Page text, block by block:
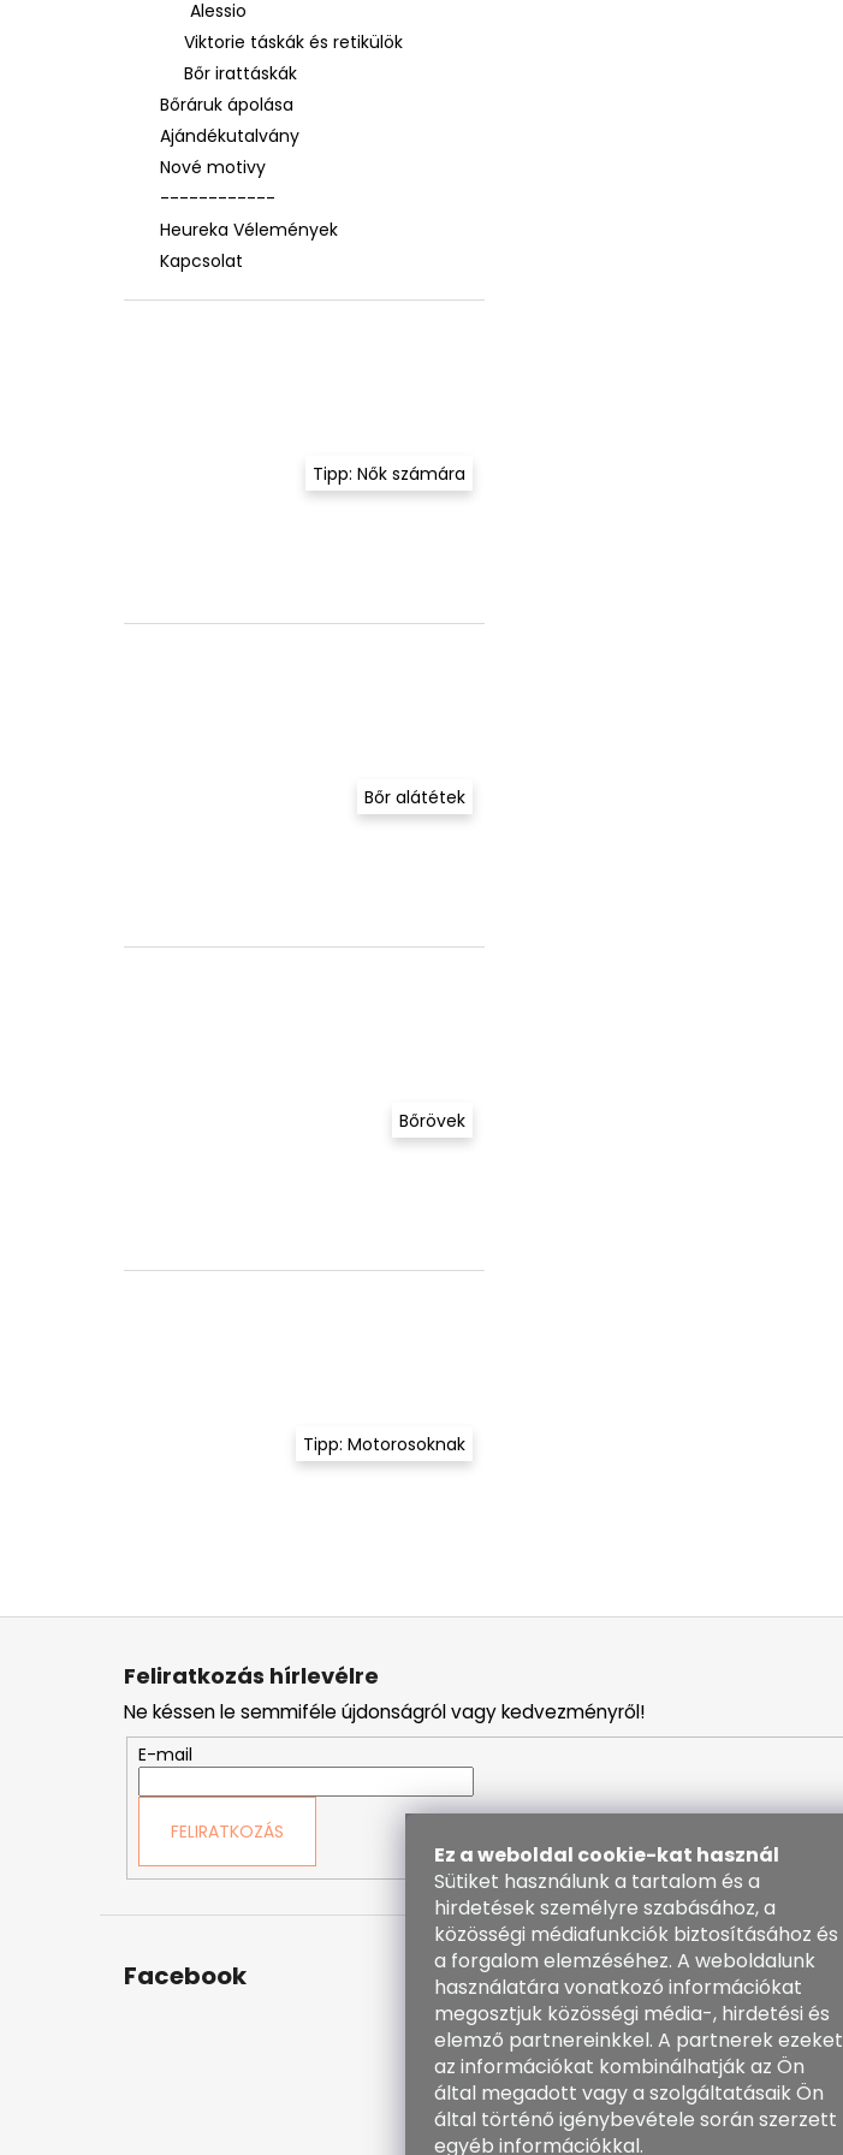
Ez a weboldal cookie-kat használ
Sütiket használunk a tartalom és a
hirdetések személyre szabásához, a
közösségi médiafunkciók biztosításához és
a forgalom elemzéséhez. A weboldalunk
használatára vonatkozó információkat
megosztjuk közösségi média-, hirdetési és
elemző partnereinkkel. A partnerek ezeket
az információkat kombinálhatják az Ön
által megadott vagy a szolgáltatásaik Ön
által történő igénybevétele során szerzett
egyéb információkkal.
Alessio
Viktorie táskák és retikülök
Bőr irattáskák
Bőráruk ápolása
Ajándékutalvány
Nové motivy
------------
Heureka Vélemények
Kapcsolat
Tipp: Nők számára
Bőr alátétek
Bőrövek
Tipp: Motorosoknak
Feliratkozás hírlevélre
Ne késsen le semmiféle újdonságról vagy kedvezményről!
E-mail
FELIRATKOZÁS
Facebook Kapcsolat
info @kozenezbozi.com
381281747, 603225633
603225633
https://www.facebook.com/koz
enezbozi/